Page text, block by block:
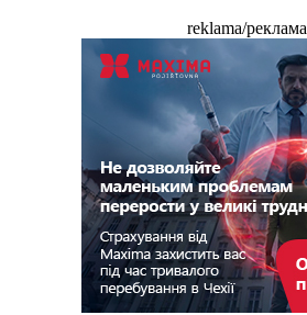
reklama/реклама